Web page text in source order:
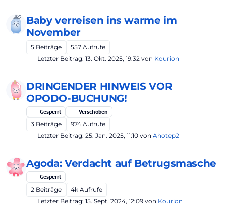
Baby verreisen ins warme im
November
5 Beiträge 557 Aufrufe
Letzter Beitrag: 13. Okt. 2025, 19:32 von Kourion
DRINGENDER HINWEIS VOR
OPODO-BUCHUNG!
Gesperrt
Verschoben
3 Beiträge 974 Aufrufe
Letzter Beitrag: 25. Jan. 2025, 11:10 von Ahotep2
Agoda: Verdacht auf Betrugsmasche
Gesperrt
2 Beiträge 4k Aufrufe
Letzter Beitrag: 15. Sept. 2024, 12:09 von Kourion